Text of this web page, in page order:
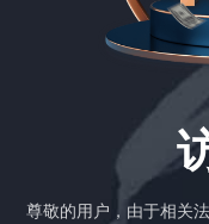
尊敬的用户，由于相关